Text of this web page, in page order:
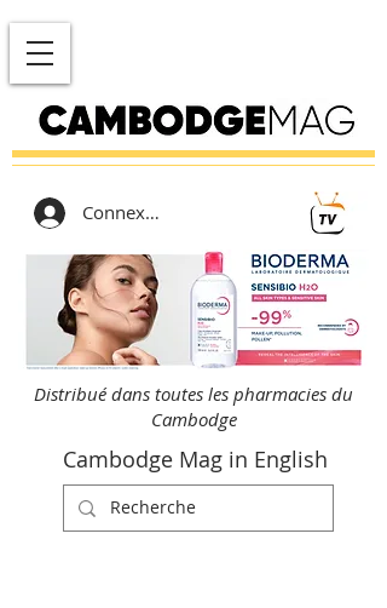
Connexion
Distribué dans toutes les pharmacies du
Cambodge
Cambodge Mag in English